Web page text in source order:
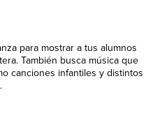
para mostrar a tus alumnos
También busca música que
canciones infantiles y distintos